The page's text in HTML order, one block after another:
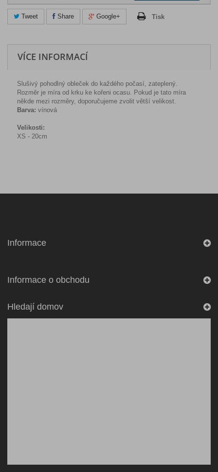
Tweet Share Google+ Tisk
VÍCE INFORMACÍ
Slušivý pohodlný obleček do každého počasí, zateplený.
Rozměr je míra od krku ke kořeni ocasu. Pokud je tato míra
někde mezi rozměry, doporučujeme zvolit větší velikost.
Barva: vínová
Velikosti:
XS - 20cm
Informace
Informace o obchodu
Hledají domov